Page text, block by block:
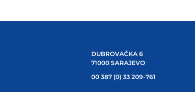
DUBROVAČKA 6
71000 SARAJEVO
00 387 (0) 33 209-761